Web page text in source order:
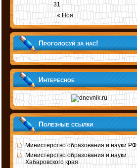
« Ноя
31
Проголосуй за нас!
Интересное
Полезные ссылки
Министерство образования и науки РФ
Министерство образования и науки
Хабаровского края